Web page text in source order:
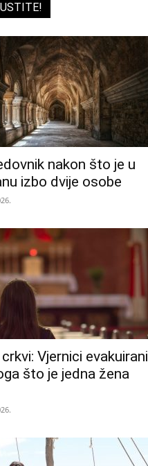
nakon što je u
izbo dvije osobe
Vjernici evakuirani
što je jedna žena